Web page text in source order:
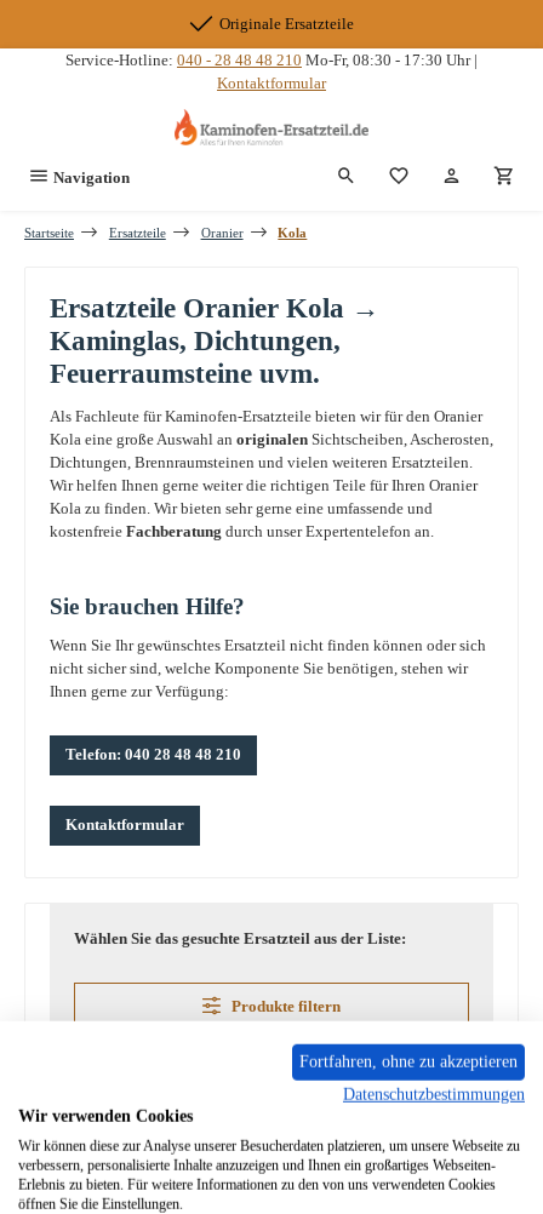
Originale Ersatzteile
Service-Hotline: 040 - 28 48 48 210 Mo-Fr, 08:30 - 17:30 Uhr |
Kontaktformular
Navigation Du hast 0
Startseite Ersatzteile Oranier Kola
Ersatzteile Oranier Kola →
Kaminglas, Dichtungen,
Feuerraumsteine uvm.
Als Fachleute für Kaminofen-Ersatzteile bieten wir für den Oranier
Kola eine große Auswahl an originalen Sichtscheiben, Ascherosten,
Dichtungen, Brennraumsteinen und vielen weiteren Ersatzteilen.
Wir helfen Ihnen gerne weiter die richtigen Teile für Ihren Oranier
Kola zu finden. Wir bieten sehr gerne eine umfassende und
kostenfreie Fachberatung durch unser Expertentelefon an.
Sie brauchen Hilfe?
Wenn Sie Ihr gewünschtes Ersatzteil nicht finden können oder sich
nicht sicher sind, welche Komponente Sie benötigen, stehen wir
Ihnen gerne zur Verfügung:
Telefon: 040 28 48 48 210
Kontaktformular
Wählen Sie das gesuchte Ersatzteil aus der Liste:
Produkte filtern
Fortfahren, ohne zu akzeptieren
Datenschutzbestimmungen
Wir verwenden Cookies
Wir können diese zur Analyse unserer Besucherdaten platzieren, um unsere Webseite zu
verbessern, personalisierte Inhalte anzuzeigen und Ihnen ein großartiges Webseiten-
Erlebnis zu bieten. Für weitere Informationen zu den von uns verwendeten Cookies
öffnen Sie die Einstellungen.